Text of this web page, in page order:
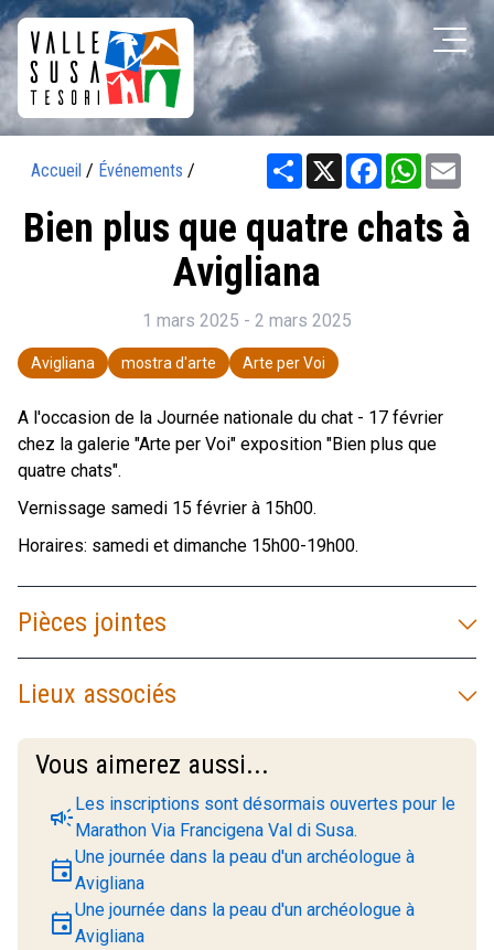
Accueil / Événements / Share X Facebook
Bien plus que quatre chats à
Avigliana
1 mars 2025 - 2 mars 2025
Avigliana mostra d'arte Arte per Voi
A l'occasion de la Journée nationale du chat - 17 février
chez la galerie "Arte per Voi" exposition "Bien plus que
quatre chats".
Vernissage samedi 15 février à 15h00.
Horaires: samedi et dimanche 15h00-19h00.
Pièces jointes
Lieux associés
Vous aimerez aussi...
campaignLes inscriptions sont désormais ouvertes pour le
Marathon Via Francigena Val di Susa.
eventUne journée dans la peau d'un archéologue à
Avigliana
eventUne journée dans la peau d'un archéologue à
Avigliana